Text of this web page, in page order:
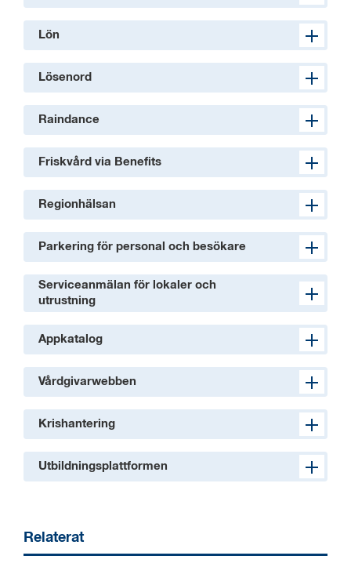
Lön
Lösenord
Raindance
Friskvård via Benefits
Regionhälsan
Parkering för personal och besökare
Serviceanmälan för lokaler och
utrustning
Appkatalog
Vårdgivarwebben
Krishantering
Utbildningsplattformen
Relaterat